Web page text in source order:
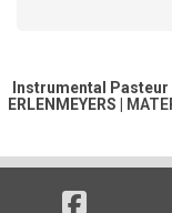
Instrumental
ERLENMEYERS